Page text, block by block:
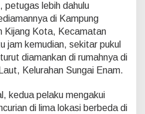
s
petugas lebih dahulu
di Kampung
Kijang Kota, Kecamatan
jam kemudian, sekitar pukul
diamankan di rumahnya di
Kelurahan Sungai Enam.
kedua pelaku mengakui
di lima lokasi berbeda di